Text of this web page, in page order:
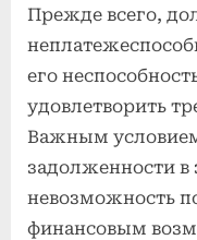
Прежде всего,
его
удовлетворить
Важным
задолженности в
невозможность
финансовым